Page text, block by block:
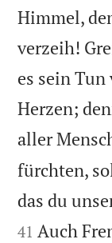
Himmel,
verzeih!
es sein
Herzen;
aller
fürchten,
das du
41 Auch